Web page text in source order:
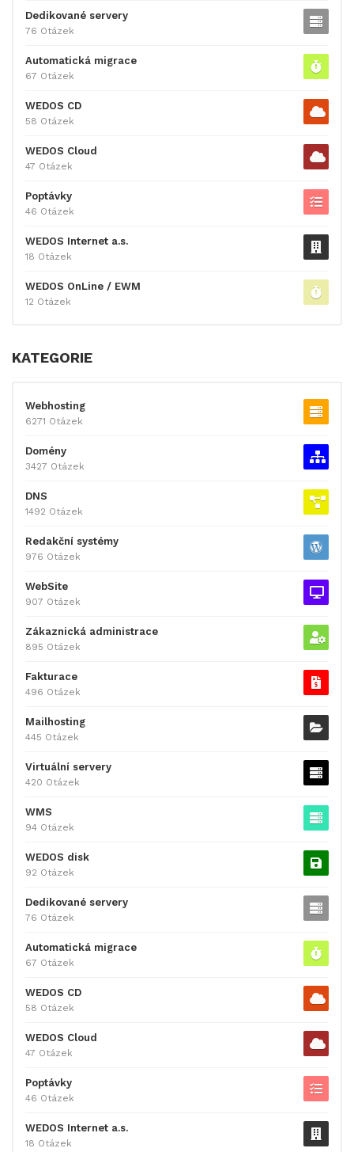
Dedikované servery
76 Otázek
Automatická migrace
67 Otázek
WEDOS CD
58 Otázek
WEDOS Cloud
47 Otázek
Poptávky
46 Otázek
WEDOS Internet a.s.
18 Otázek
WEDOS OnLine / EWM
12 Otázek
KATEGORIE
Webhosting
6271 Otázek
Domény
3427 Otázek
DNS
1492 Otázek
Redakční systémy
976 Otázek
WebSite
907 Otázek
Zákaznická administrace
895 Otázek
Fakturace
496 Otázek
Mailhosting
445 Otázek
Virtuální servery
420 Otázek
WMS
94 Otázek
WEDOS disk
92 Otázek
Dedikované servery
76 Otázek
Automatická migrace
67 Otázek
WEDOS CD
58 Otázek
WEDOS Cloud
47 Otázek
Poptávky
46 Otázek
WEDOS Internet a.s.
18 Otázek